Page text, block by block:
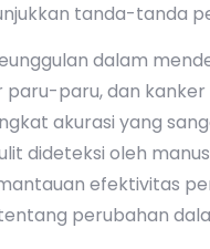
tanda-tanda
dalam
paru-paru, dan
akurasi yang
dideteksi oleh
efektivitas
perubahan